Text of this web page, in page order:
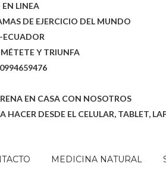
LINEA
DE EJERCICIO DEL MUNDO
ECUADOR
Y TRIUNFA
EN CASA CON NOSOTROS
HACER DESDE EL CELULAR, TABLET,
MEDICINA NATURAL